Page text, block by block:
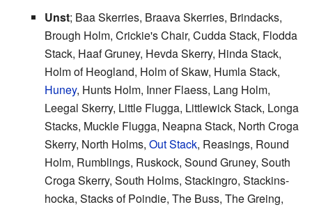
Unst; Baa Skerries, Braava Skerries, Brindacks,
Brough Holm, Crickie's Chair, Cudda Stack, Flodda
Stack, Haaf Gruney, Hevda Skerry, Hinda Stack,
Holm of Heogland, Holm of Skaw, Humla Stack,
Huney, Hunts Holm, Inner Flaess, Lang Holm,
Leegal Skerry, Little Flugga, Littlewick Stack, Longa
Stacks, Muckle Flugga, Neapna Stack, North Croga
Skerry, North Holms, Out Stack, Reasings, Round
Holm, Rumblings, Ruskock, Sound Gruney, South
Croga Skerry, South Holms, Stackingro, Stackins-
hocka, Stacks of Poindie, The Buss, The Greing,